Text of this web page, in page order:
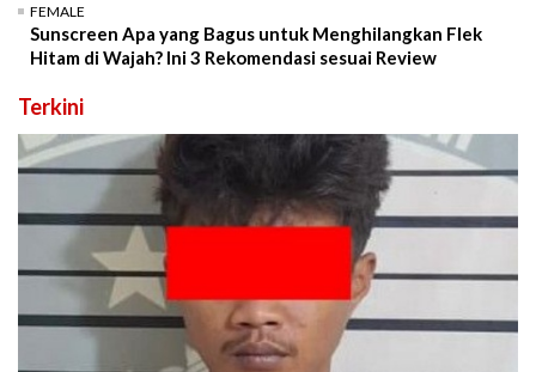
FEMALE
Sunscreen Apa yang Bagus untuk Menghilangkan Flek
Hitam di Wajah? Ini 3 Rekomendasi sesuai Review
Terkini